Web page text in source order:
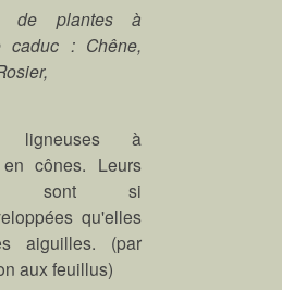
de plantes à
caduc : Chêne,
ligneuses à
cônes. Leurs
sont si
qu'elles
aiguilles. (par
aux feuillus)